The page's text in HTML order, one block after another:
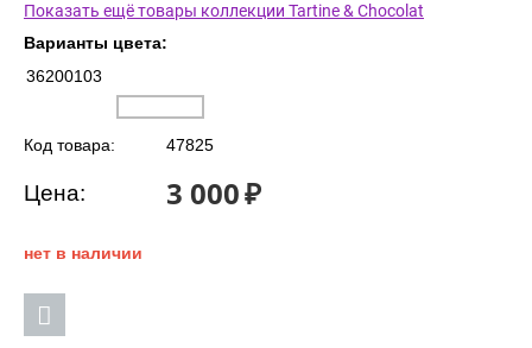
Показать ещё товары коллекции Tartine & Chocolat
Варианты цвета:
36200103
Код товара: 47825
Цена: 3 000₽
нет в наличии